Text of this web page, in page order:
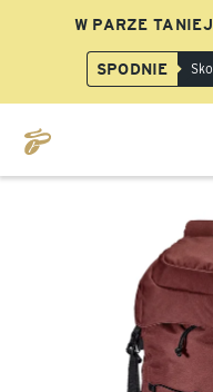
W PARZE
SPODNIE